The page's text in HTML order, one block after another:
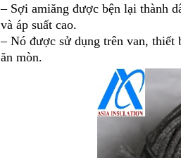
– Sợi amiăng được bện lại thành
và áp suất cao.
– Nó được sử dụng trên van, thiết
ăn mòn.